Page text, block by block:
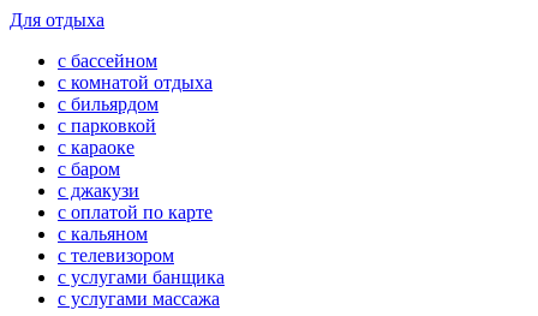
Для отдыха
с бассейном
с комнатой отдыха
с бильярдом
с парковкой
с караоке
с баром
с джакузи
с оплатой по карте
с кальяном
с телевизором
с услугами банщика
с услугами массажа